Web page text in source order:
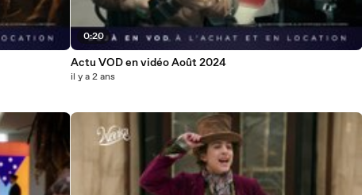
0:20
Actu VOD en vidéo Août 2024
il y a 2 ans